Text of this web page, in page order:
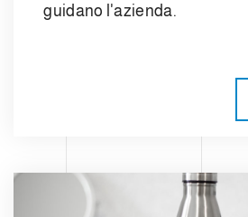
guidano l'azienda.